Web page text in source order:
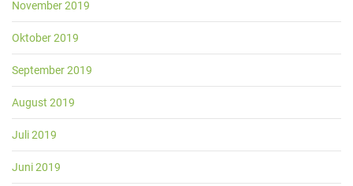
November 2019
Oktober 2019
September 2019
August 2019
Juli 2019
Juni 2019